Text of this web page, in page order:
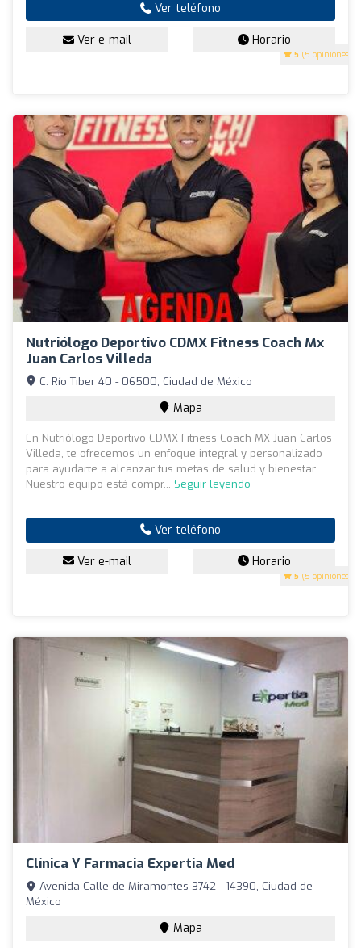
5 (5 opiniones)
Ver teléfono
Ver e-mail Horario
Nutriólogo Deportivo CDMX Fitness Coach Mx
Juan Carlos Villeda
5 (5 opiniones)
C. Río Tiber 40 - 06500, Ciudad de México
Mapa
En Nutriólogo Deportivo CDMX Fitness Coach MX Juan Carlos
Villeda, te ofrecemos un enfoque integral y personalizado
para ayudarte a alcanzar tus metas de salud y bienestar.
Nuestro equipo está compr... Seguir leyendo
Ver teléfono
Ver e-mail Horario
Clínica Y Farmacia Expertia Med
Avenida Calle de Miramontes 3742 - 14390, Ciudad de
México
Mapa